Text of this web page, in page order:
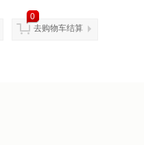
0
去购物车结算